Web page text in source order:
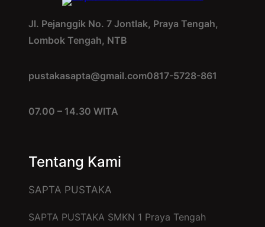
Jl. Pejanggik No. 7 Jontlak, Praya Tengah,
Lombok Tengah, NTB
pustakasapta@gmail.com0817-5728-861
07.00 – 14.30 WITA
Tentang Kami
SAPTA PUSTAKA
SAPTA PUSTAKA SMKN 1 Praya Tengah